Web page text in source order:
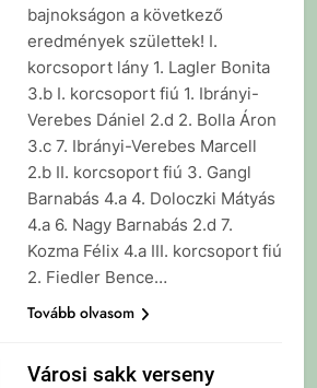
bajnokságon a következő
eredmények születtek! I.
korcsoport lány 1. Lagler Bonita
3.b I. korcsoport fiú 1. Ibrányi-
Verebes Dániel 2.d 2. Bolla Áron
3.c 7. Ibrányi-Verebes Marcell
2.b II. korcsoport fiú 3. Gangl
Barnabás 4.a 4. Doloczki Mátyás
4.a 6. Nagy Barnabás 2.d 7.
Kozma Félix 4.a III. korcsoport fiú
2. Fiedler Bence…
Tovább olvasom
Városi sakk verseny